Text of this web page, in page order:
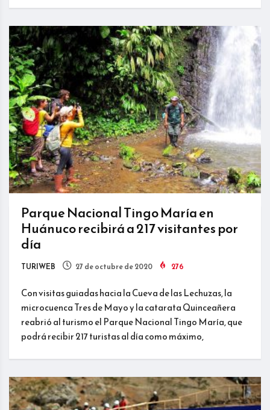
Parque Nacional Tingo María en
Huánuco recibirá a 217 visitantes por
día
TURIWEB 27 de octubre de 2020 276
Con visitas guiadas hacia la Cueva de las Lechuzas, la
microcuenca Tres de Mayo y la catarata Quinceañera
reabrió al turismo el Parque Nacional Tingo María, que
podrá recibir 217 turistas al día como máximo,